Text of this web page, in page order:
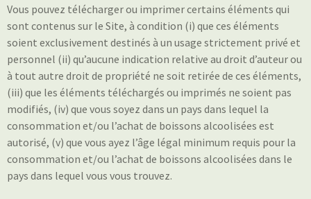
Vous pouvez télécharger ou imprimer certains éléments qui
sont contenus sur le Site, à condition (i) que ces éléments
soient exclusivement destinés à un usage strictement privé et
personnel (ii) qu’aucune indication relative au droit d’auteur ou
à tout autre droit de propriété ne soit retirée de ces éléments,
(iii) que les éléments téléchargés ou imprimés ne soient pas
modifiés, (iv) que vous soyez dans un pays dans lequel la
consommation et/ou l’achat de boissons alcoolisées est
autorisé, (v) que vous ayez l’âge légal minimum requis pour la
consommation et/ou l’achat de boissons alcoolisées dans le
pays dans lequel vous vous trouvez.